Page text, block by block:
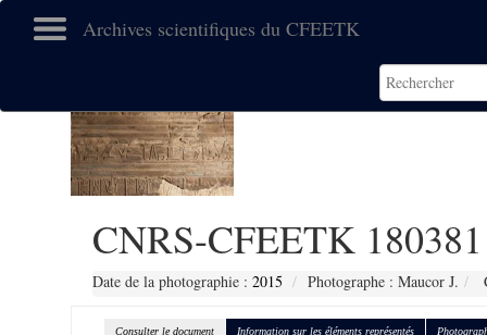
Archives scientifiques du CFEETK
CNRS-CFEETK 180381
Date de la photographie : 2015 Photographe : Maucor J.
Consulter le document Information sur les éléments représentés